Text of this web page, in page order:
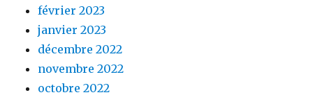
février 2023
janvier 2023
décembre 2022
novembre 2022
octobre 2022